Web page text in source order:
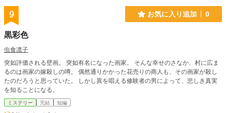
9 お気に入り追加 0
黒彩色
虫食凛子
突如評価される壁画。 突如有名になった画家。 そんな幸せのさなか、村に広ま
るのは画家の嫁殺しの噂。 偶然通りかかった花売りの商人も、その画家が殺し
たのだろうと思っていた。 しかし異を唱える修験者の男によって、悲しき真実
を知ることになる。
ミステリー 完結 短編